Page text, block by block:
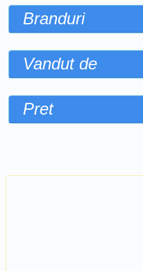
Branduri
Vandut de
Pret